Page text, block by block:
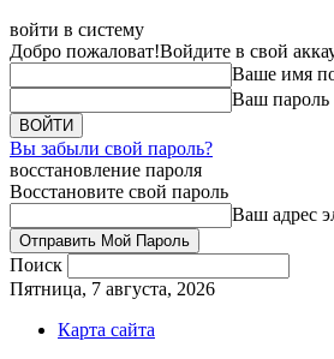
войти в систему
Добро пожаловат!Войдите в свой
Ваше имя
Ваш пароль
Вы забыли свой пароль?
восстановление пароля
Восстановите свой пароль
Ваш адрес
Поиск
Пятница, 7 августа, 2026
Карта сайта